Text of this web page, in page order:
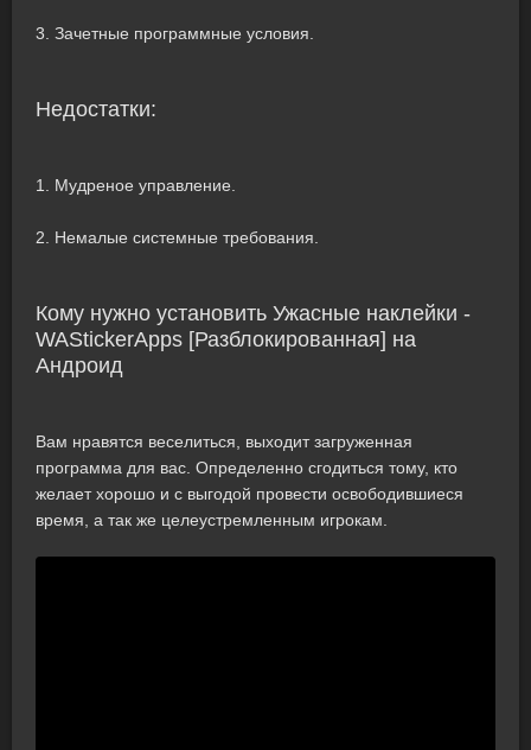
3. Зачетные программные условия.
Недостатки:
1. Мудреное управление.
2. Немалые системные требования.
Кому нужно установить Ужасные наклейки -
WAStickerApps [Разблокированная] на
Андроид
Вам нравятся веселиться, выходит загруженная
программа для вас. Определенно сгодиться тому, кто
желает хорошо и с выгодой провести освободившиеся
время, а так же целеустремленным игрокам.